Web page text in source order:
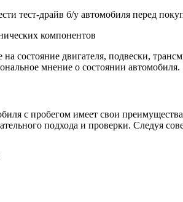
тест-драйв б/у автомобиля перед
компонентов
состояние двигателя, подвески,
мнение о состоянии автомобиля.
с пробегом имеет свои
подхода и проверки. Следуя